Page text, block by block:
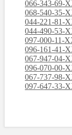
066-343-69-
068-540-35-
044-221-81-
044-490-53-
097-000-11-
096-161-41-
067-947-04-
096-070-00-
067-737-98-
097-647-33-